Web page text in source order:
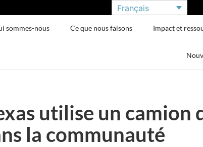
Français
sommes-nous Ce que nous faisons Impact et
utilise un
la communauté